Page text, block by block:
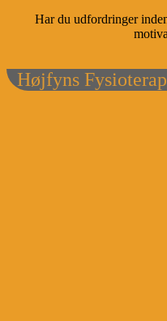
Har du udfordringer
Højfyns